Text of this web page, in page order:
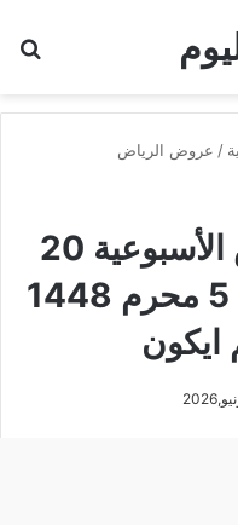
/ عروض الرياض
عروض لولو الرياض الأسبوعية 20
يونيو 2026 الموافق 5 محرم 1448